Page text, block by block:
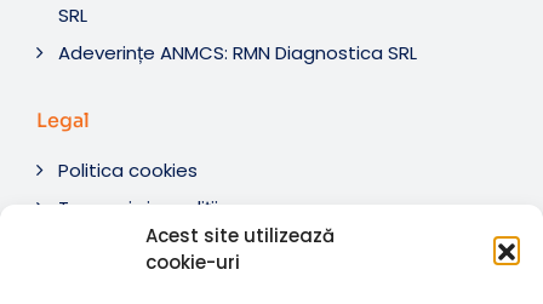
Acest site utilizează
cookie-uri
SRL
Adeverințe ANMCS: RMN Diagnostica SRL
Legal
Politica cookies
Termeni si condiții
Soluționare litigii